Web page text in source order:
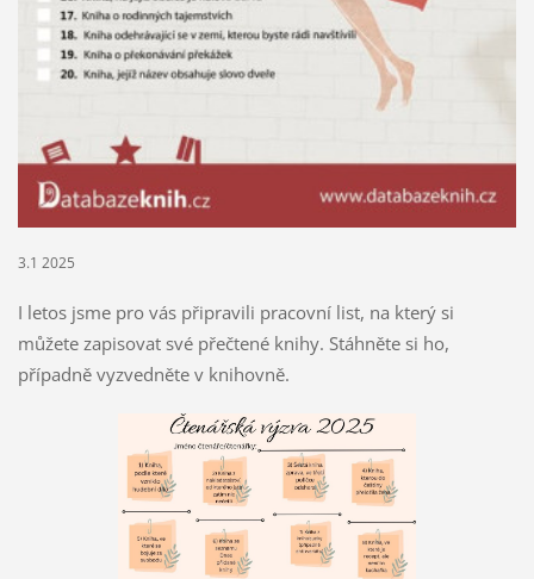
3.1 2025
I letos jsme pro vás připravili pracovní list, na který si
můžete zapisovat své přečtené knihy. Stáhněte si ho,
případně vyzvedněte v knihovně.